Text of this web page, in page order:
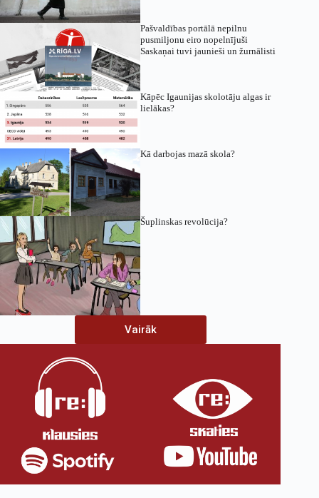
Pašvaldības portālā nepilnu
pusmiljonu eiro nopelnījuši
Saskaņai tuvi jaunieši un žurnālisti
Kāpēc Igaunijas skolotāju algas ir
lielākas?
Kā darbojas mazā skola?
Šuplinskas revolūcija?
Vairāk